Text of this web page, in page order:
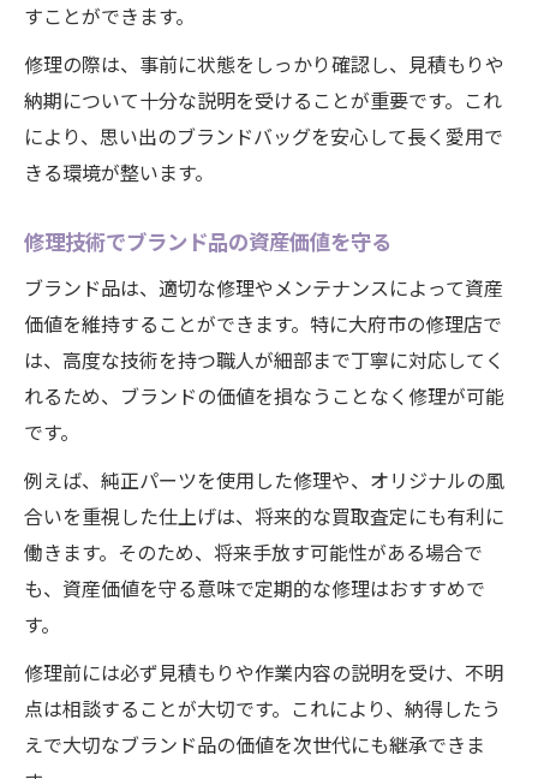
すことができます。
修理の際は、事前に状態をしっかり確認し、見積もりや
納期について十分な説明を受けることが重要です。これ
により、思い出のブランドバッグを安心して長く愛用で
きる環境が整います。
修理技術でブランド品の資産価値を守る
ブランド品は、適切な修理やメンテナンスによって資産
価値を維持することができます。特に大府市の修理店で
は、高度な技術を持つ職人が細部まで丁寧に対応してく
れるため、ブランドの価値を損なうことなく修理が可能
です。
例えば、純正パーツを使用した修理や、オリジナルの風
合いを重視した仕上げは、将来的な買取査定にも有利に
働きます。そのため、将来手放す可能性がある場合で
も、資産価値を守る意味で定期的な修理はおすすめで
す。
修理前には必ず見積もりや作業内容の説明を受け、不明
点は相談することが大切です。これにより、納得したう
えで大切なブランド品の価値を次世代にも継承できま